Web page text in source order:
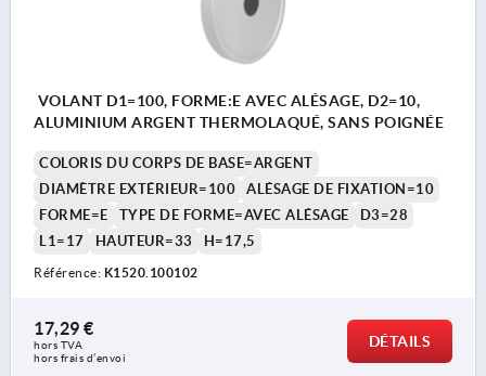
VOLANT D1=100, FORME:E AVEC ALÉSAGE, D2=10,
ALUMINIUM ARGENT THERMOLAQUÉ, SANS POIGNÉE
COLORIS DU CORPS DE BASE=ARGENT
DIAMÈTRE EXTÉRIEUR=100
ALÉSAGE DE FIXATION=10
FORME=E
TYPE DE FORME=AVEC ALÉSAGE
D3=28
L1=17
HAUTEUR=33 H=17,5
Référence: K1520.100102
17,29 €
hors TVA
hors frais d’envoi
DÉTAILS